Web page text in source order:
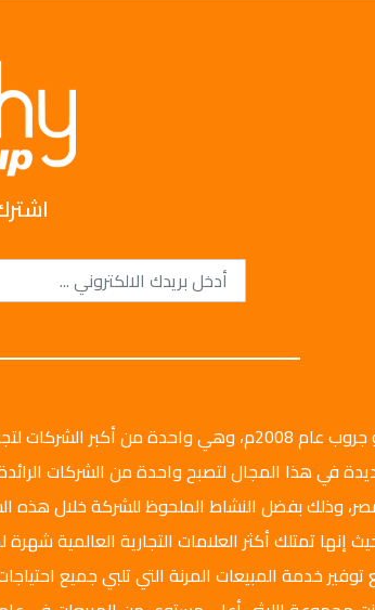
تأسست شركة الليثي أوتو جروب عام 2008م، وهي واحدة من أكبر الشركات
في هذا المجال لتصبح واحدة من الشركات
وذلك بفضل النشاط الملحوظ للشركة خلال هذه
إنها تمتلك أكثر العلامات التجارية العالمية شهرة
توفير خدمة المبيعات المرنة التي تلبي جميع